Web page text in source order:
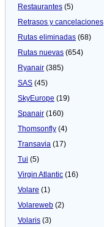
Restaurantes (5)
Retrasos y cancelaciones
Rutas eliminadas (68)
Rutas nuevas (654)
Ryanair (385)
SAS (45)
SkyEurope (19)
Spanair (160)
Thomsonfly (4)
Transavia (17)
Tui (5)
Virgin Atlantic (16)
Volare (1)
Volareweb (2)
Volaris (3)